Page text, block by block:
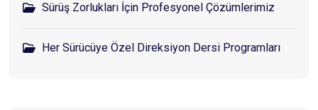
Sürüş Zorlukları İçin Profesyonel Çözümlerimiz
Her Sürücüye Özel Direksiyon Dersi Programları